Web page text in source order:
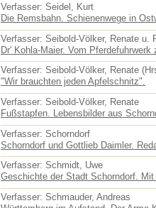
Verfasser: Seidel, Kurt
Die Remsbahn. Schienenwege in
Verfasser: Seibold-Völker, Renate u.
Dr' Kohla-Maier. Vom Pferdefuhrwerk
Verfasser: Seibold-Völker, Renate
"Wir brauchten jeden Apfelschnitz".
Verfasser: Seibold-Völker, Renate
Fußstapfen. Lebensbilder aus
Verfasser: Schorndorf
Schorndorf und Gottlieb Daimler.
Verfasser: Schmidt, Uwe
Geschichte der Stadt Schorndorf.
Verfasser: Schmauder, Andreas